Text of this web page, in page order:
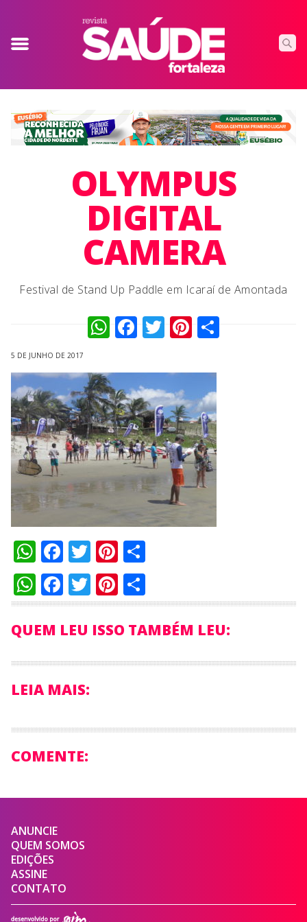
OLYMPUS
DIGITAL
CAMERA
Festival de Stand Up Paddle em Icaraí de Amontada
WhatsApp
Facebook
TwitterPinterest
5 DE JUNHO DE 2017
WhatsApp
Facebook
Twitter
Pinterest
Compartilhar
WhatsApp
Facebook
Twitter
Pinterest
Compartilhar
QUEM LEU ISSO TAMBÉM LEU:
LEIA MAIS:
COMENTE:
ANUNCIE
QUEM SOMOS
EDIÇÕES
ASSINE
CONTATO